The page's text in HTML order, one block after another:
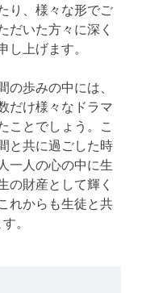
り、様々な形でご
だいた方々に深く
し上げます。
の歩みの中には、
だけ様々なドラマ
ことでしょう。こ
と共に過ごした時
一人の心の中に生
の財産として輝く
れからも生徒と共
。